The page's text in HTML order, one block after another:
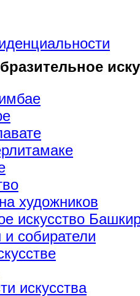
художников
искусство
собиратели
искусства